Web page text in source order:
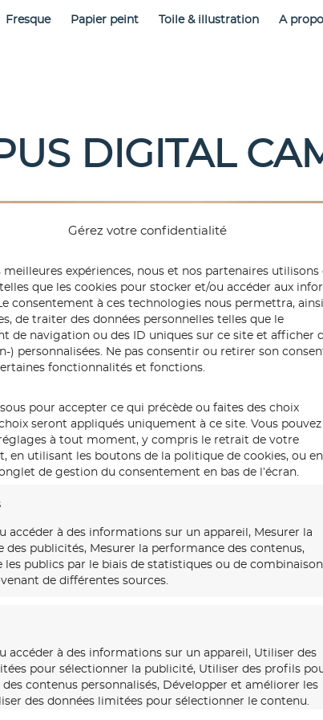
Gérez votre confidentialité
expériences, nous et nos partenaires utilisons
que les cookies pour stocker et/ou accéder aux
consentement à ces technologies nous permettra, ainsi
de traiter des données personnelles telles que le
de navigation ou des ID uniques sur ce site et afficher
) personnalisées. Ne pas consentir ou retirer son
fonctionnalités et fonctions.
pour accepter ce qui précède ou faites des choix
seront appliqués uniquement à ce site. Vous pouvez
à tout moment, y compris le retrait de votre
en utilisant les boutons de la politique de cookies, ou en
de gestion du consentement en bas de l’écran.
accéder à des informations sur un appareil, Mesurer la
des publicités, Mesurer la performance des contenus,
les publics par le biais de statistiques ou de
de différentes sources.
accéder à des informations sur un appareil, Utiliser des
pour sélectionner la publicité, Utiliser des profils
contenus personnalisés, Développer et améliorer les
des données limitées pour sélectionner le contenu.
Fresque Papier peint Toile & illustration A
DIGITAL
OLYMPUS DIGITAL CAMERA